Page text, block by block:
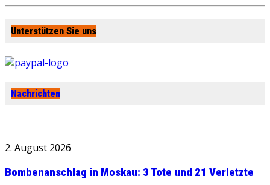
Unterstützen Sie uns
Nachrichten
2. August 2026
Bombenanschlag in Moskau: 3 Tote und 21 Verletzte